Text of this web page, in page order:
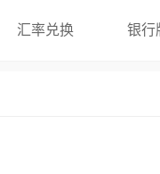
汇率兑换 银行